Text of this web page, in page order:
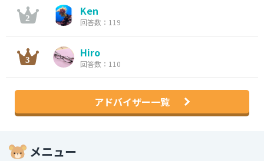
Ken
回答数：119
Hiro
回答数：110
アドバイザー一覧
メニュー